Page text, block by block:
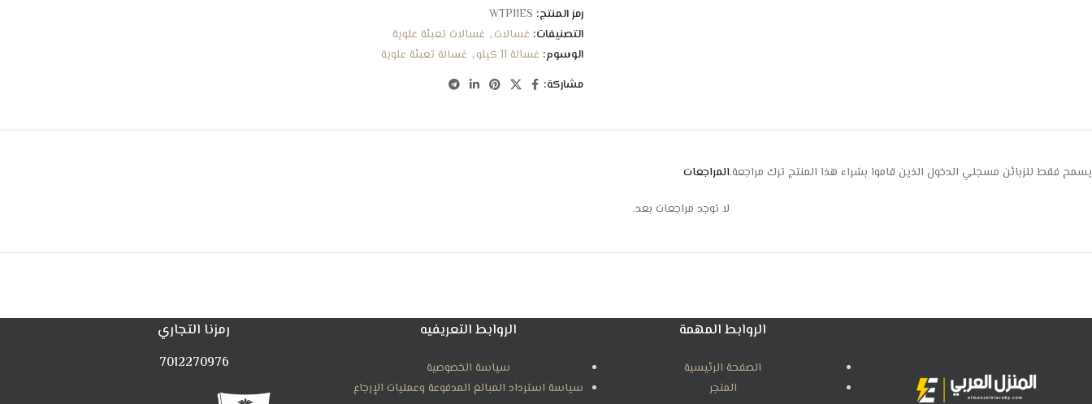
وقفة وإضافة وظيفة
خيار درجة الحرارة: بارد / ساخن
4 مراحل لمستوى المياه
رمز المنتج: WTP11ES
التصنيفات: غسالات, غسالات تعبئة علوية
الوسوم: غسالة 11 كيلو , غسالة تعبئة علوية
مشاركة:
المراجعات
لا توجد مراجعات بعد.
يسمح فقط للزبائن مسجلي الدخول الذين قاموا بشراء هذا المنتج ترك مراجعة.
الروابط المهمة
الصفحة الرئيسية
المتجر
الروابط التعريفيه
سياسة الخصوصية
سياسة استرداد المبالغ المدفوعة وعمليات الإرجاع
رمزنا التجاري
7012270976